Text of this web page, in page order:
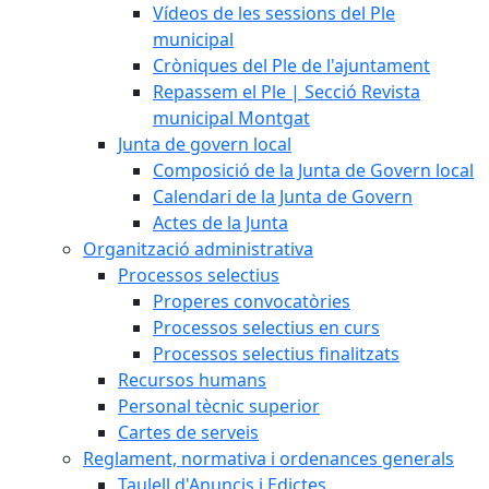
Vídeos de les sessions del Ple
municipal
Cròniques del Ple de l'ajuntament
Repassem el Ple | Secció Revista
municipal Montgat
Junta de govern local
Composició de la Junta de Govern local
Calendari de la Junta de Govern
Actes de la Junta
Organització administrativa
Processos selectius
Properes convocatòries
Processos selectius en curs
Processos selectius finalitzats
Recursos humans
Personal tècnic superior
Cartes de serveis
Reglament, normativa i ordenances generals